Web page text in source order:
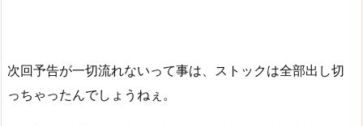
次回予告が一切流れないって事は、ストックは全部出し切
っちゃったんでしょうねぇ。